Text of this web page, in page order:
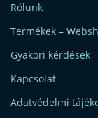
Rólunk
Termékek –
Gyakori kérdések
Kapcsolat
Adatvédelmi